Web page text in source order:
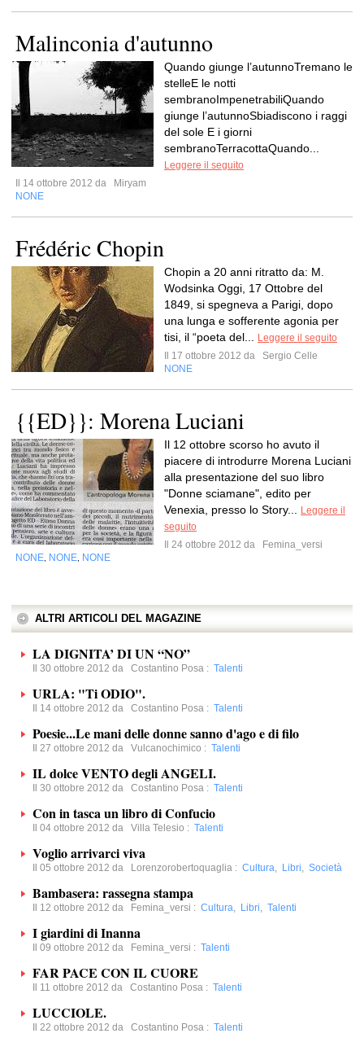
Malinconia d'autunno
Quando giunge l’autunnoTremano le
stelleE le notti
sembranoImpenetrabiliQuando
giunge l’autunnoSbiadiscono i raggi
del sole E i giorni
sembranoTerracottaQuando...
Leggere il seguito
Il 14 ottobre 2012 da
Miryam
NONE
Frédéric Chopin
Chopin a 20 anni ritratto da: M.
Wodsinka Oggi, 17 Ottobre del
1849, si spegneva a Parigi, dopo
una lunga e sofferente agonia per
tisi, il “poeta del...
Leggere il seguito
Il 17 ottobre 2012 da
Sergio Celle
NONE
{{ED}}: Morena Luciani
Il 12 ottobre scorso ho avuto il
piacere di introdurre Morena Luciani
alla presentazione del suo libro
"Donne sciamane", edito per
Venexia, presso lo Story...
Leggere il
seguito
Il 24 ottobre 2012 da
Femina_versi
NONE NONE NONE
ALTRI ARTICOLI DEL MAGAZINE
LA DIGNITA’ DI UN “NO”
Il 30 ottobre 2012 da Costantino Posa : Talenti
URLA: "Ti ODIO".
Il 14 ottobre 2012 da Costantino Posa : Talenti
Poesie...Le mani delle donne sanno d'ago e di filo
Il 27 ottobre 2012 da Vulcanochimico : Talenti
IL dolce VENTO degli ANGELI.
Il 30 ottobre 2012 da Costantino Posa : Talenti
Con in tasca un libro di Confucio
Il 04 ottobre 2012 da Villa Telesio : Talenti
Voglio arrivarci viva
Il 05 ottobre 2012 da Lorenzorobertoquaglia : Cultura, Libri, Società
Bambasera: rassegna stampa
Il 12 ottobre 2012 da Femina_versi : Cultura, Libri, Talenti
I giardini di Inanna
Il 09 ottobre 2012 da Femina_versi : Talenti
FAR PACE CON IL CUORE
Il 11 ottobre 2012 da Costantino Posa : Talenti
LUCCIOLE.
Il 22 ottobre 2012 da Costantino Posa : Talenti